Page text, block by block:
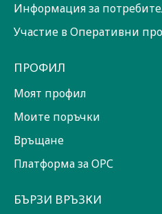
Информация за
Участие в Оперативни
ПРОФИЛ
Моят профил
Моите поръчки
Връщане
Платформа за ОРС
БЪРЗИ ВРЪЗКИ